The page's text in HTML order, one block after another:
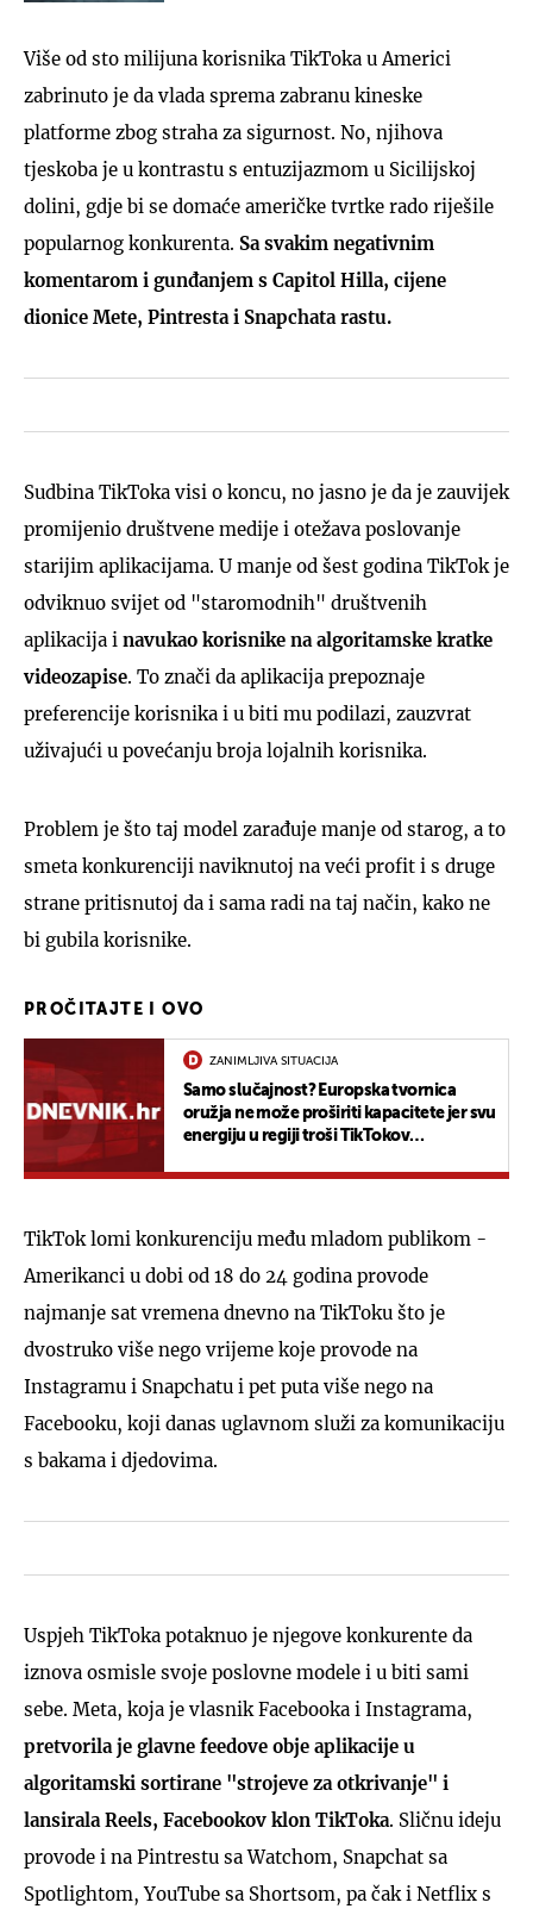
Više od sto milijuna korisnika TikToka u Americi
zabrinuto je da vlada sprema zabranu kineske
platforme zbog straha za sigurnost. No, njihova
tjeskoba je u kontrastu s entuzijazmom u Sicilijskoj
dolini, gdje bi se domaće američke tvrtke rado riješile
popularnog konkurenta. Sa svakim negativnim
komentarom i gunđanjem s Capitol Hilla, cijene
dionice Mete, Pintresta i Snapchata rastu.
Sudbina TikToka visi o koncu, no jasno je da je zauvijek
promijenio društvene medije i otežava poslovanje
starijim aplikacijama. U manje od šest godina TikTok je
odviknuo svijet od "staromodnih" društvenih
aplikacija i navukao korisnike na algoritamske kratke
videozapise. To znači da aplikacija prepoznaje
preferencije korisnika i u biti mu podilazi, zauzvrat
uživajući u povećanju broja lojalnih korisnika.
Problem je što taj model zarađuje manje od starog, a to
smeta konkurenciji naviknutoj na veći profit i s druge
strane pritisnutoj da i sama radi na taj način, kako ne
bi gubila korisnike.
PROČITAJTE I OVO
ZANIMLJIVA SITUACIJA
Samo slučajnost? Europska tvornica
oružja ne može proširiti kapacitete jer svu
energiju u regiji troši TikTokov
TikTok lomi konkurenciju među mladom publikom -
Amerikanci u dobi od 18 do 24 godina provode
najmanje sat vremena dnevno na TikToku što je
dvostruko više nego vrijeme koje provode na
Instagramu i Snapchatu i pet puta više nego na
Facebooku, koji danas uglavnom služi za komunikaciju
s bakama i djedovima.
Uspjeh TikToka potaknuo je njegove konkurente da
iznova osmisle svoje poslovne modele i u biti sami
sebe. Meta, koja je vlasnik Facebooka i Instagrama,
pretvorila je glavne feedove obje aplikacije u
algoritamski sortirane "strojeve za otkrivanje" i
lansirala Reels, Facebookov klon TikToka. Sličnu ideju
provode i na Pintrestu sa Watchom, Snapchat sa
Spotlightom, YouTube sa Shortsom, pa čak i Netflix s